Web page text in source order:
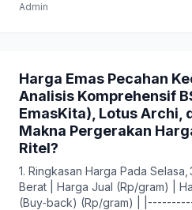
Admin
Harga Emas Pecahan
Analisis Komprehensif
EmasKita), Lotus Archi,
Makna Pergerakan
Ritel?
1. Ringkasan Harga Pada Selasa,
Berat | Harga Jual (Rp/gram) |
(Buy‑back) (Rp/gram) |